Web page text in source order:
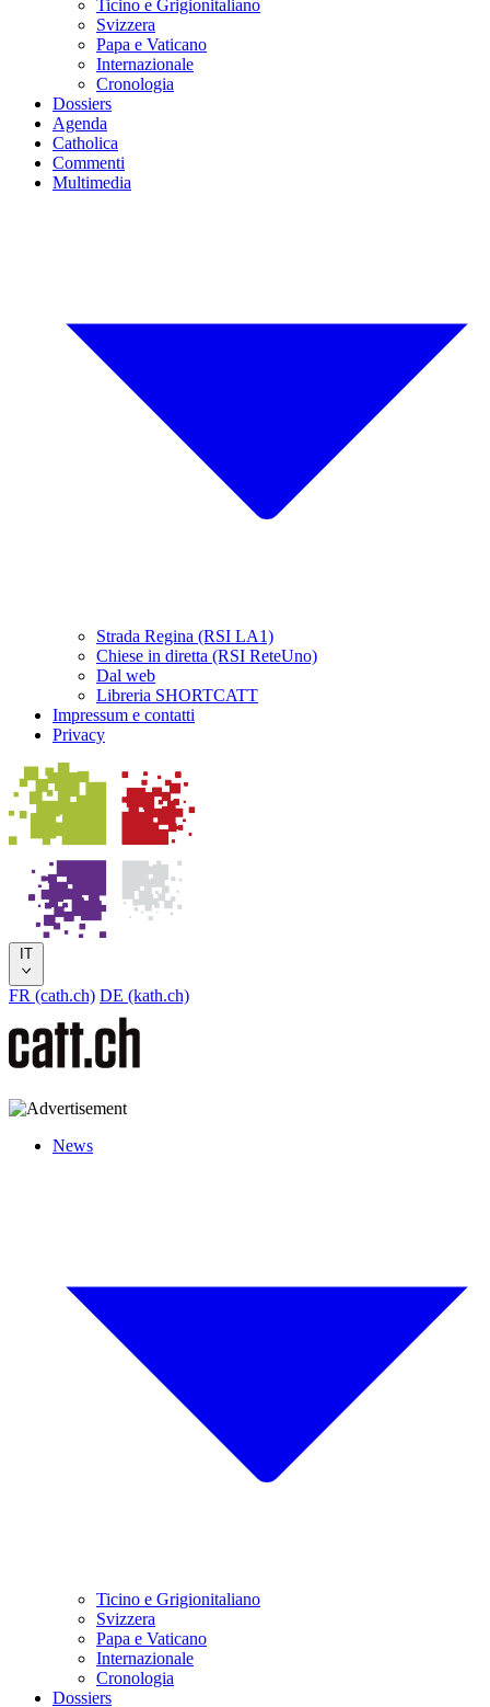
Ticino e Grigionitaliano
Svizzera
Papa e Vaticano
Internazionale
Cronologia
Dossiers
Agenda
Catholica
Commenti
Multimedia
Strada Regina (RSI LA1)
Chiese in diretta (RSI ReteUno)
Dal web
Libreria SHORTCATT
Impressum e contatti
Privacy
IT
FR (cath.ch) DE (kath.ch)
News
Ticino e Grigionitaliano
Svizzera
Papa e Vaticano
Internazionale
Cronologia
Dossiers